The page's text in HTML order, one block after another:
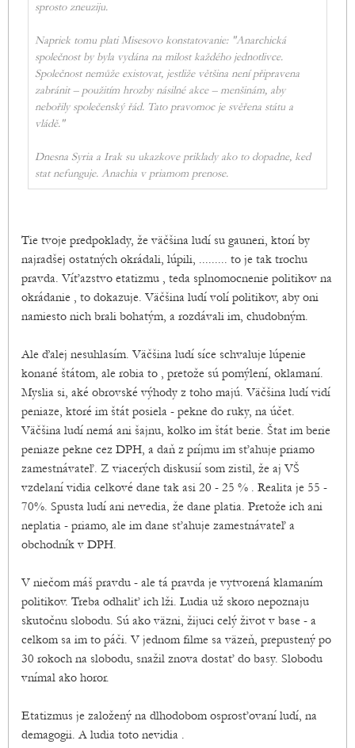
sprosto zneuziju.
Napriek tomu plati Misesovo konstatovanie: "Anarchická
společnost by byla vydána na milost každého jednotlivce.
Společnost nemůže existovat, jestliže většina není připravena
zabránit – použitím hrozby násilné akce – menšinám, aby
nebořily společenský řád. Tato pravomoc je svěřena státu a
vládě."
Dnesna Syria a Irak su ukazkove priklady ako to dopadne, ked
stat nefunguje. Anachia v priamom prenose.
Tie tvoje predpoklady, že väčšina ludí su gauneri, ktorí by
najradšej ostatných okrádali, lúpili, ......... to je tak trochu
pravda. Víťazstvo etatizmu , teda splnomocnenie politikov na
okrádanie , to dokazuje. Väčšina ludí volí politikov, aby oni
namiesto nich brali bohatým, a rozdávali im, chudobným.
Ale ďalej nesuhlasím. Väčšina ludí síce schvaluje lúpenie
konané štátom, ale robia to , pretože sú pomýlení, oklamaní.
Myslia si, aké obrovské výhody z toho majú. Väčšina ludí vidí
peniaze, ktoré im štát posiela - pekne do ruky, na účet.
Väčšina ludí nemá ani šajnu, kolko im štát berie. Štat im berie
peniaze pekne cez DPH, a daň z príjmu im sťahuje priamo
zamestnávateľ. Z viacerých diskusií som zistil, že aj VŠ
vzdelaní vidia celkové dane tak asi 20 - 25 % . Realita je 55 -
70%. Spusta ludí ani nevedia, že dane platia. Pretože ich ani
neplatia - priamo, ale im dane sťahuje zamestnávateľ a
obchodník v DPH.
V niečom máš pravdu - ale tá pravda je vytvorená klamaním
politikov. Treba odhaliť ich lži. Ludia už skoro nepoznaju
skutočnu slobodu. Sú ako väzni, žijuci celý život v base - a
celkom sa im to páči. V jednom filme sa väzeň, prepustený po
30 rokoch na slobodu, snažil znova dostať do basy. Slobodu
vnímal ako horor.
Etatizmus je založený na dlhodobom osprosťovaní ludí, na
demagogii. A ludia toto nevidia .